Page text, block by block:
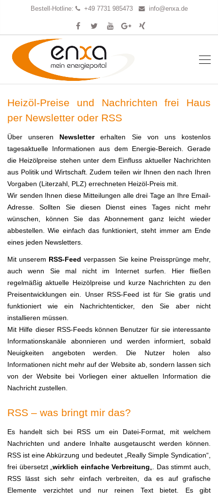
Bestell-Hotline: +49 7731 985473 info@enxa.de
Heizöl-Preise und Nachrichten frei Haus
per Newsletter oder RSS
Über unseren Newslettererhalten Sie von uns kostenlos
tagesaktuelle Informationen aus dem Energie-Bereich. Gerade
die Heizölpreise stehen unter dem Einfluss aktueller Nachrichten
aus Politik und Wirtschaft. Zudem teilen wir Ihnen den nach Ihren
Vorgaben (Literzahl, PLZ) errechneten Heizöl-Preis mit.
Wir senden Ihnen diese Mitteilungen alle drei Tage an Ihre Email-
Adresse. Sollten Sie diesen Dienst eines Tages nicht mehr
wünschen, können Sie das Abonnement ganz leicht wieder
abbestellen. Wie einfach das funktioniert, steht immer am Ende
eines jeden Newsletters.
Mit unserem RSS-Feed verpassen Sie keine Preissprünge mehr,
auch wenn Sie mal nicht im Internet surfen. Hier fließen
regelmäßig aktuelle Heizölpreise und kurze Nachrichten zu den
Preisentwicklungen ein. Unser RSS-Feed ist für Sie gratis und
funktioniert wie ein Nachrichtenticker, den Sie aber nicht
installieren müssen.
Mit Hilfe dieser RSS-Feeds können Benutzer für sie interessante
Informationskanäle abonnieren und werden informiert, sobald
Neuigkeiten angeboten werden. Die Nutzer holen also
Informationen nicht mehr auf der Website ab, sondern lassen sich
von der Website bei Vorliegen einer aktuellen Information die
Nachricht zustellen.
RSS – was bringt mir das?
Es handelt sich bei RSS um ein Datei-Format, mit welchem
Nachrichten und andere Inhalte ausgetauscht werden können.
RSS ist eine Abkürzung und bedeutet „Really Simple Syndication“,
frei übersetzt „wirklich einfache Verbreitung „. Das stimmt auch,
RSS lässt sich sehr einfach verbreiten, da es auf grafische
Elemente verzichtet und nur reinen Text bietet. Es gibt